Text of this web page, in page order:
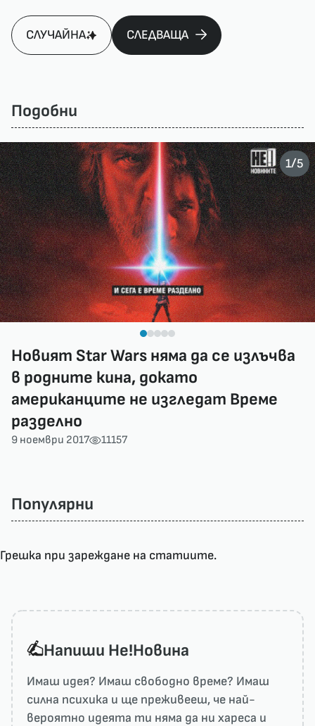
СЛУЧАЙНА СЛЕДВАЩА
Подобни
Новият Star Wars няма да се излъчва
в родните кина, докато
американците не изгледат Време
разделно
9 ноември 2017 11157
1/5
Популярни
Грешка при зареждане на статиите.
Напиши He!Новина
Имаш идея? Имаш свободно време? Имаш
силна психика и ще преживееш, че най-
вероятно идеята ти няма да ни харесa и